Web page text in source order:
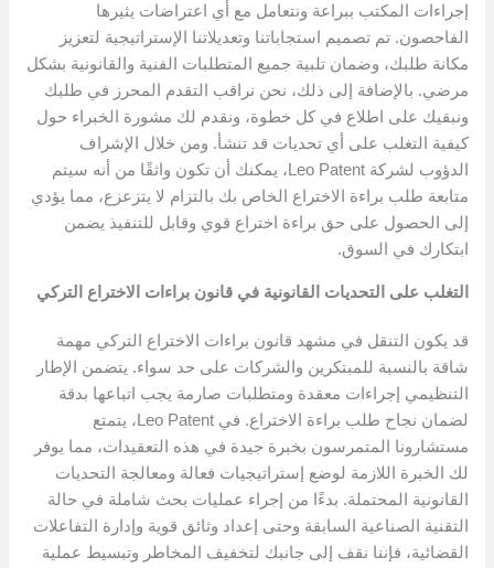
إجراءات المكتب ببراعة ونتعامل مع أي اعتراضات يثيرها
الفاحصون. تم تصميم استجاباتنا وتعديلاتنا الإستراتيجية لتعزيز
مكانة طلبك، وضمان تلبية جميع المتطلبات الفنية والقانونية بشكل
مرضي. بالإضافة إلى ذلك، نحن نراقب التقدم المحرز في طلبك
ونبقيك على اطلاع في كل خطوة، ونقدم لك مشورة الخبراء حول
كيفية التغلب على أي تحديات قد تنشأ. ومن خلال الإشراف
الدؤوب لشركة Leo Patent، يمكنك أن تكون واثقًا من أنه سيتم
متابعة طلب براءة الاختراع الخاص بك بالتزام لا يتزعزع، مما يؤدي
إلى الحصول على حق براءة اختراع قوي وقابل للتنفيذ يضمن
ابتكارك في السوق.
التغلب على التحديات القانونية في قانون براءات الاختراع التركي
قد يكون التنقل في مشهد قانون براءات الاختراع التركي مهمة
شاقة بالنسبة للمبتكرين والشركات على حد سواء. يتضمن الإطار
التنظيمي إجراءات معقدة ومتطلبات صارمة يجب اتباعها بدقة
لضمان نجاح طلب براءة الاختراع. في Leo Patent، يتمتع
مستشارونا المتمرسون بخبرة جيدة في هذه التعقيدات، مما يوفر
لك الخبرة اللازمة لوضع إستراتيجيات فعالة ومعالجة التحديات
القانونية المحتملة. بدءًا من إجراء عمليات بحث شاملة في حالة
التقنية الصناعية السابقة وحتى إعداد وثائق قوية وإدارة التفاعلات
القضائية، فإننا نقف إلى جانبك لتخفيف المخاطر وتبسيط عملية